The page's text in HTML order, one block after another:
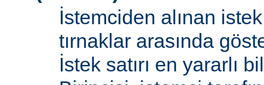
İstemciden alınan istek
tırnaklar arasında
İstek satırı en yararlı